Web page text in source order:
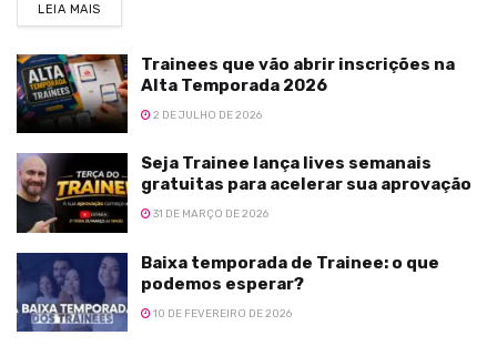
LEIA MAIS
Trainees que vão abrir inscrições na
Alta Temporada 2026
2 DE JULHO DE 2026
Seja Trainee lança lives semanais
gratuitas para acelerar sua aprovação
31 DE MARÇO DE 2026
Baixa temporada de Trainee: o que
podemos esperar?
10 DE FEVEREIRO DE 2026